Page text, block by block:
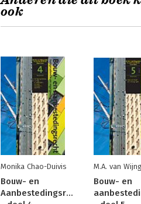
ook
Monika Chao-Duivis
Bouw- en
Aanbestedingsrecht
M.A. van
Bouw- en